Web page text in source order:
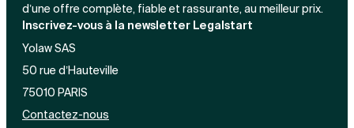
d’une offre complète, fiable et rassurante, au meilleur prix.
Inscrivez-vous à la newsletter Legalstart
Yolaw SAS
50 rue d’Hauteville
75010 PARIS
Contactez-nous